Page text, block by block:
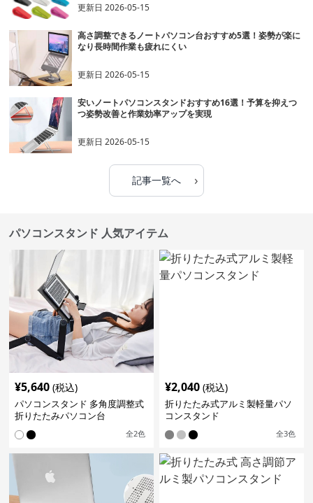
更新日2026-05-15
高さ調整できるノートパソコン台おすすめ5選！姿勢が楽に
なり長時間作業も疲れにくい
更新日2026-05-15
安いノートパソコンスタンドおすすめ16選！予算を抑えつ
つ姿勢改善と作業効率アップを実現
更新日2026-05-15
記事一覧へ ›
パソコンスタンド 人気アイテム
¥5,640 (税込)
パソコンスタンド 多角度調整式
折りたたみパソコン台
全2色
¥2,040 (税込)
折りたたみ式アルミ製軽量パソ
コンスタンド
全3色